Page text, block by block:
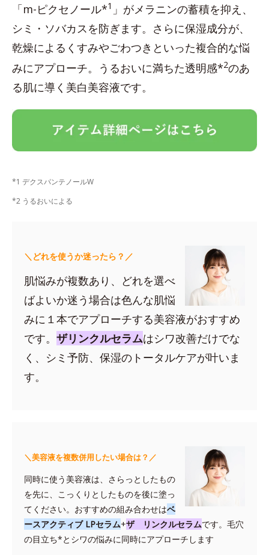
「m-ピクセノール*1 」がメラニンの蓄積を抑え、
シミ・ソバカスを防ぎます。さらに保湿成分が、
乾燥によるくすみやごわつきといった複合的な悩
みにアプローチ。うるおいに満ちた透明感*2のあ
る肌に導く美白美容液です。
*1 デクスパンテノールW
*2 うるおいによる
＼どれを使うか迷ったら？／
肌悩みが複数あり、どれを選べ
ばよいか迷う場合は色んな肌悩
みに１本でアプローチする美容液がおすすめ
です。 ザリンクルセラムはシワ改善だけでな
く、シミ予防、保湿のトータルケアが叶いま
す。
＼美容液を複数併用したい場合は？／
同時に使う美容液は、さらっとしたもの
を先に、こっくりとしたものを後に塗っ
てください。おすすめの組み合わせはベ
ースアクティブ LPセラム+ザ リンクルセラムです。毛穴
の目立ち*とシワの悩みに同時にアプローチします